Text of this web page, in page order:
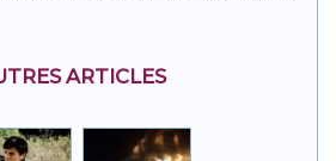
ARTICLES